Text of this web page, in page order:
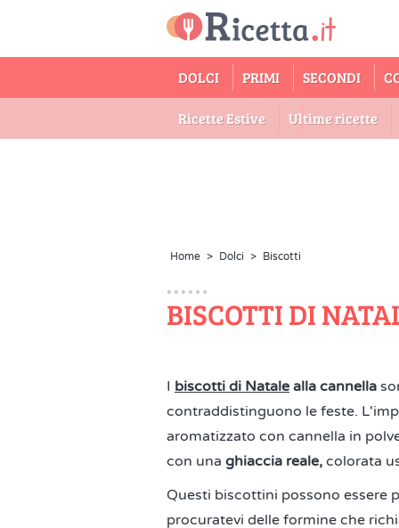
DOLCI PRIMI SECONDI
Ricette Estive Ultime ricette
Home > Dolci > Biscotti
BISCOTTI DI
I biscotti di Natale alla cannella
contraddistinguono le feste.
aromatizzato con cannella in
con una ghiaccia reale, colorata
Questi biscottini possono essere
procuratevi delle formine che